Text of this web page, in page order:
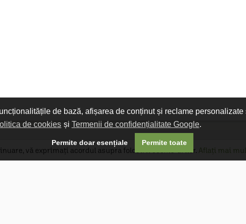
de bază, afișarea de conținut și reclame
de cookies și Termenii de confidențialitate Google.
Permite doar esențiale Permite toate
Livrare gratuită
vă exprimați acordul asupra folosirii cookie-urilor. Aflați mai